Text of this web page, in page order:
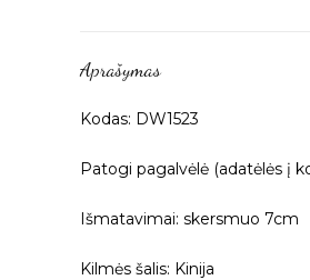
Aprašymas
Kodas: DW1523
Patogi pagalvėlė (adatėlės į
Išmatavimai: skersmuo 7cm
Kilmės šalis: Kinija